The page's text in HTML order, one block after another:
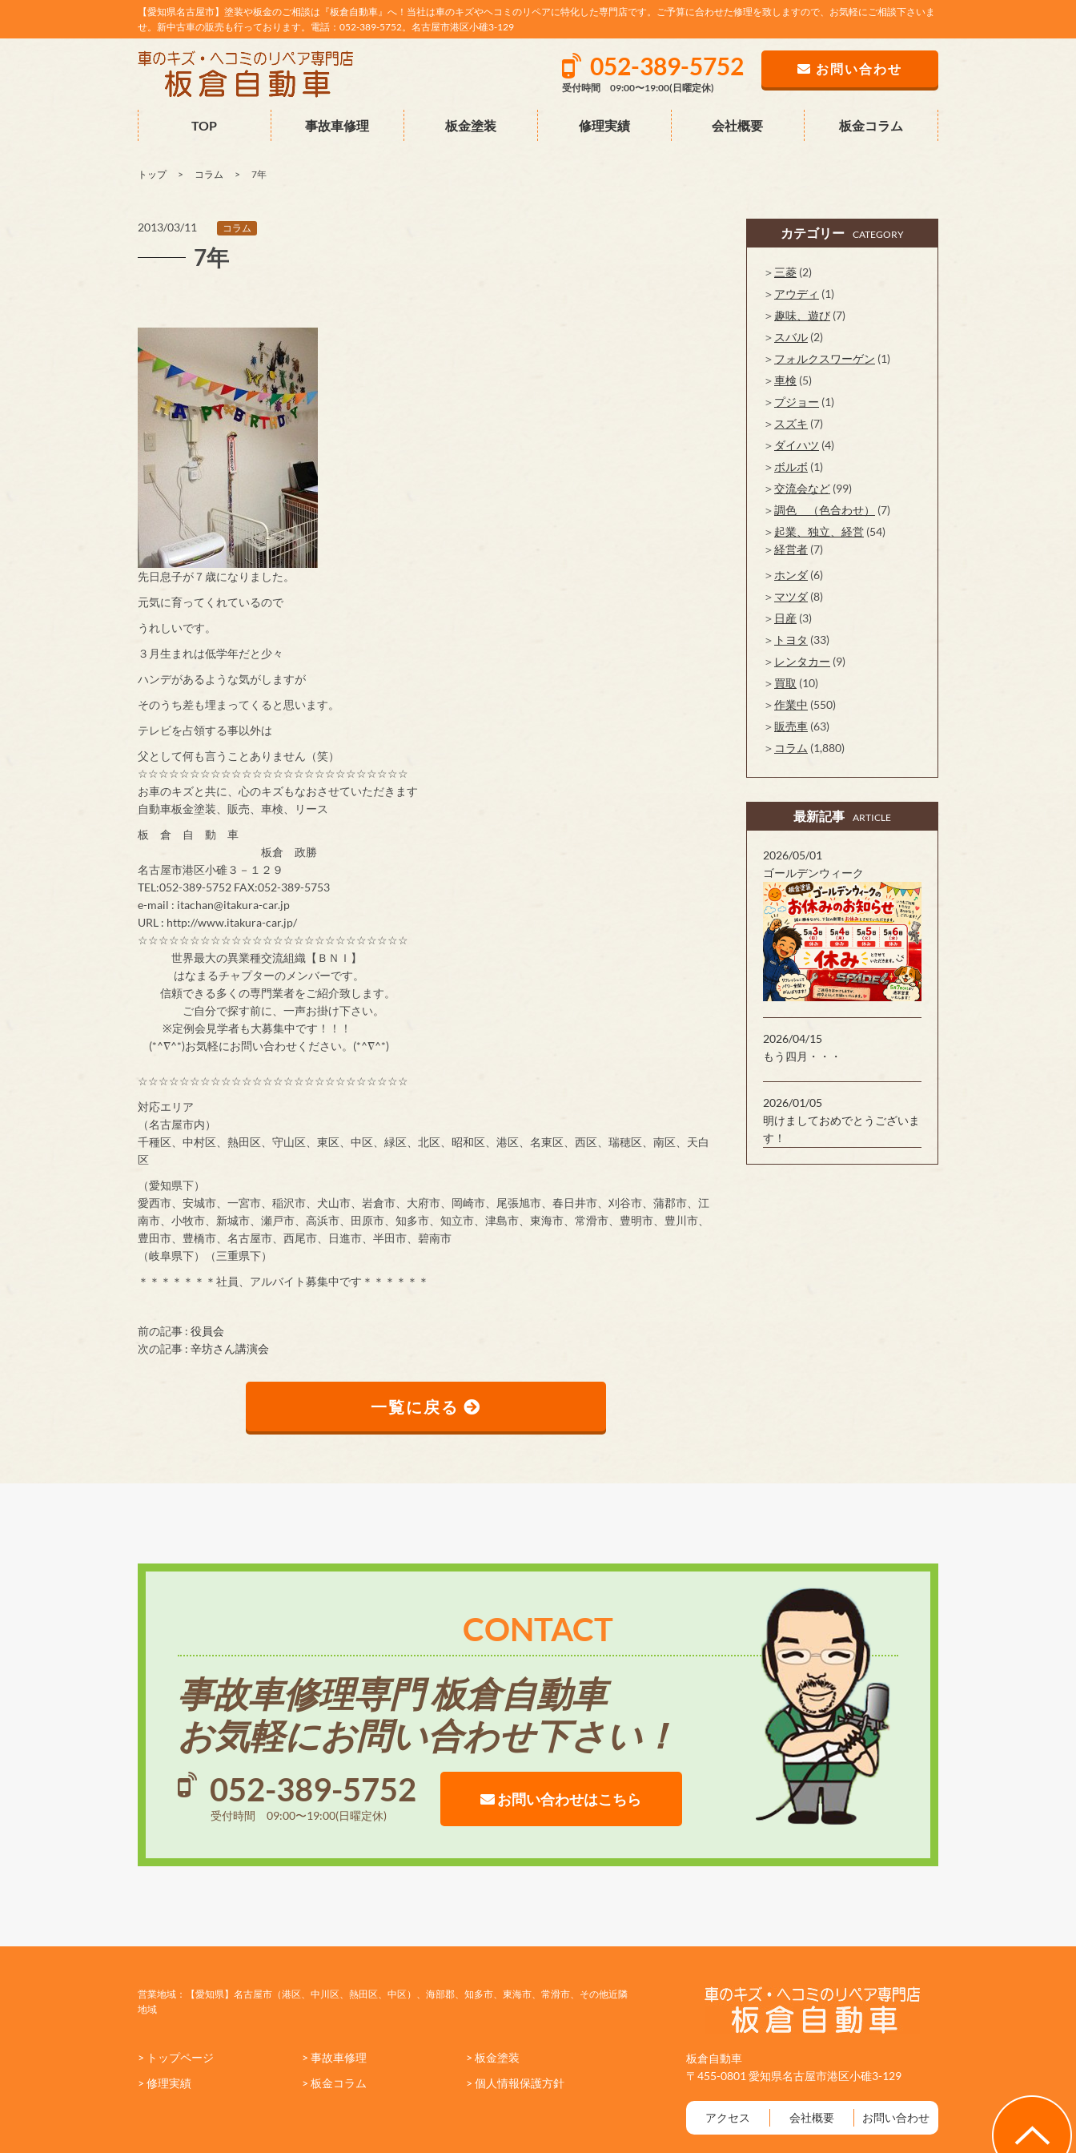
【愛知県名古屋市】塗装や板金のご相談は『板倉自動車』へ！当社は車のキズやヘコミのリペアに特化した専門店です。ご予算に合わせた修理を致しますので、お気軽にご相談下さいま
せ。新中古車の販売も行っております。電話：052-389-5752。名古屋市港区小碓3-129
052-389-5752
受付時間 09:00〜19:00(日曜定休)
お問い合わせ
TOP 事故車修理 板金塗装 修理実績 会社概要 板金コラム
トップ コラム 7年
2013/03/11 コラム
7年
先日息子が７歳になりました。
元気に育ってくれているので
うれしいです。
３月生まれは低学年だと少々
ハンデがあるような気がしますが
そのうち差も埋まってくると思います。
テレビを占領する事以外は
父として何も言うことありません（笑）
☆☆☆☆☆☆☆☆☆☆☆☆☆☆☆☆☆☆☆☆☆☆☆☆☆☆
お車のキズと共に、心のキズもなおさせていただきます
自動車板金塗装、販売、車検、リース
板 倉 自 動 車
板倉 政勝
名古屋市港区小碓３－１２９
TEL:052-389-5752 FAX:052-389-5753
e-mail : itachan@itakura-car.jp
URL : http://www.itakura-car.jp/
☆☆☆☆☆☆☆☆☆☆☆☆☆☆☆☆☆☆☆☆☆☆☆☆☆☆
世界最大の異業種交流組織【ＢＮＩ】
はなまるチャプターのメンバーです。
信頼できる多くの専門業者をご紹介致します。
ご自分で探す前に、一声お掛け下さい。
※定例会見学者も大募集中です！！！
(*^∇^*)お気軽にお問い合わせください。(*^∇^*)
☆☆☆☆☆☆☆☆☆☆☆☆☆☆☆☆☆☆☆☆☆☆☆☆☆☆
対応エリア
（名古屋市内）
千種区、中村区、熱田区、守山区、東区、中区、緑区、北区、昭和区、港区、名東区、西区、瑞穂区、南区、天白
区
（愛知県下）
愛西市、安城市、一宮市、稲沢市、犬山市、岩倉市、大府市、岡崎市、尾張旭市、春日井市、刈谷市、蒲郡市、江
南市、小牧市、新城市、瀬戸市、高浜市、田原市、知多市、知立市、津島市、東海市、常滑市、豊明市、豊川市、
豊田市、豊橋市、名古屋市、西尾市、日進市、半田市、碧南市
（岐阜県下）（三重県下）
＊＊＊＊＊＊＊社員、アルバイト募集中です＊＊＊＊＊＊
前の記事 : 役員会
次の記事 : 辛坊さん講演会
一覧に戻る
カテゴリー CATEGORY
三菱 (2)
アウディ (1)
趣味、遊び (7)
スバル (2)
フォルクスワーゲン (1)
車検 (5)
プジョー (1)
スズキ (7)
ダイハツ (4)
ボルボ (1)
交流会など (99)
調色 （色合わせ）
(7)
起業、独立、経営 (54)
経営者 (7)
ホンダ (6)
マツダ (8)
日産 (3)
トヨタ (33)
レンタカー (9)
買取 (10)
作業中 (550)
販売車 (63)
コラム (1,880)
最新記事 ARTICLE
2026/05/01
ゴールデンウィーク
2026/04/15
もう四月・・・
2026/01/05
明けましておめでとうございま
す！
CONTACT
事故車修理専門 板倉自動車
お気軽にお問い合わせ下さい！
052-389-5752
受付時間 09:00〜19:00(日曜定休)
お問い合わせはこちら
営業地域：【愛知県】名古屋市（港区、中川区、熱田区、中区）、海部郡、知多市、東海市、常滑市、その他近隣
地域
> トップページ > 事故車修理
> 板金塗装
> 修理実績
> 板金コラム > 個人情報保護方針
板倉自動車
〒455-0801 愛知県名古屋市港区小碓3-129
アクセス 会社概要 お問い合わせ